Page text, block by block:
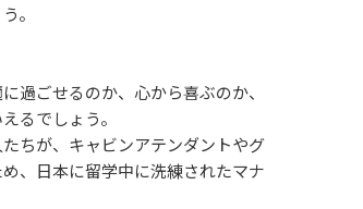
。
過ごせるのか、心から喜ぶのか、
るでしょう。
ちが、キャビンアテンダントやグ
、日本に留学中に洗練されたマナ